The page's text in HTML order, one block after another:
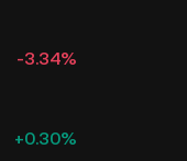
-3.34%
+0.30%